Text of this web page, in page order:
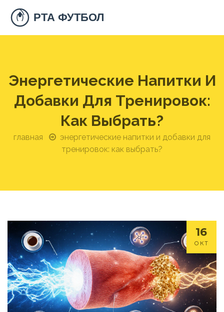
Энергетические Напитки И
Добавки Для Тренировок:
Как Выбрать?
главная
энергетические напитки и добавки для
тренировок: как выбрать?
16
ОКТ